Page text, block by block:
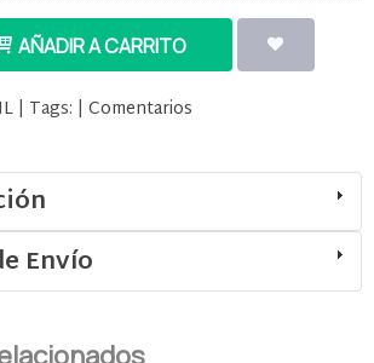
AÑADIR A CARRITO
| Tags: | Comentarios
Envío